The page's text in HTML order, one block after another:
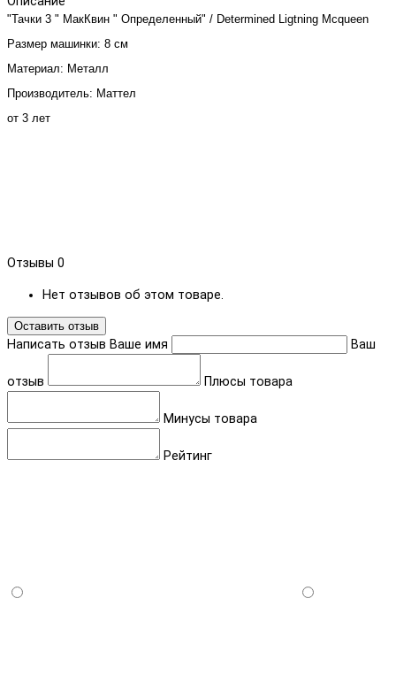
"Тачки 3 " МакКвин " Определенный" / Determined Ligtning Mcqueen
Размер машинки: 8 см
Материал: Металл
Производитель: Маттел
от 3 лет
Отзывы 0
Нет отзывов об этом товаре.
Оставить отзыв
Написать отзыв Ваше имя Ваш
отзыв Плюсы товара
Минусы товара
Рейтинг